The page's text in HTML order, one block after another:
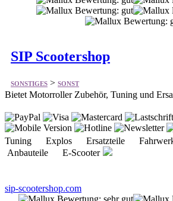
SIP Scootershop
SONSTIGES > SONST
Bietet Motorroller Zubehör, Tuning und
Tuning Explos Ersatzteile
Anbauteile E-Scooter
sip-scootershop.com